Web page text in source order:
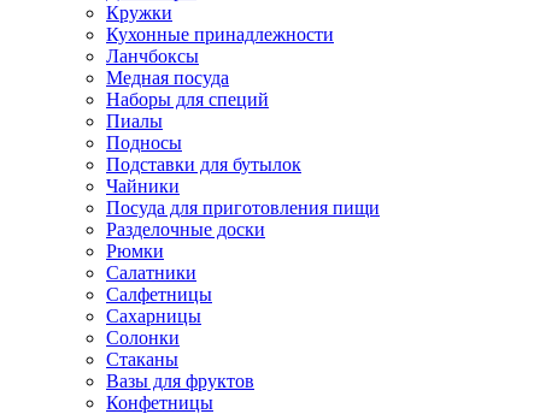
Кружки
Кухонные принадлежности
Ланчбоксы
Медная посуда
Наборы для специй
Пиалы
Подносы
Подставки для бутылок
Чайники
Посуда для приготовления пищи
Разделочные доски
Рюмки
Салатники
Салфетницы
Сахарницы
Солонки
Стаканы
Вазы для фруктов
Конфетницы